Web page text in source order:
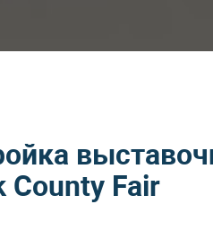
County Fair